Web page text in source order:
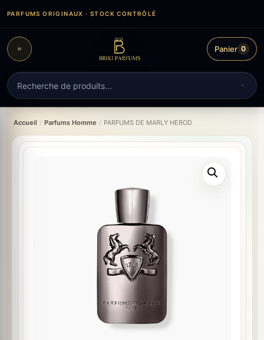
contenu
PARFUMS ORIGINAUX · STOCK CONTRÔLÉ
Recherche
de
produits
Panier 0
Accueil / Parfums Homme / PARFUMS DE MARLY HEROD